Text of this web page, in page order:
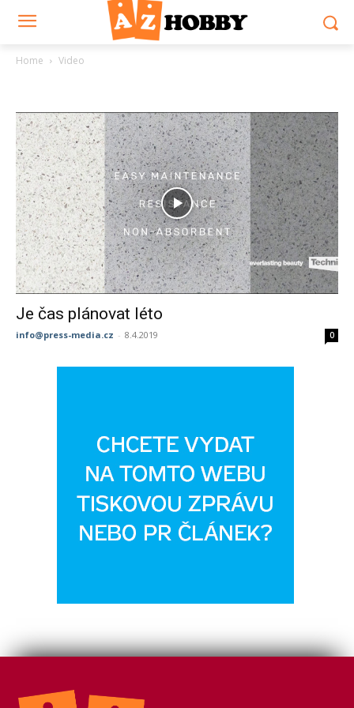
Home Video
Je čas plánovat léto
info@press-media.cz - 8.4.2019 0